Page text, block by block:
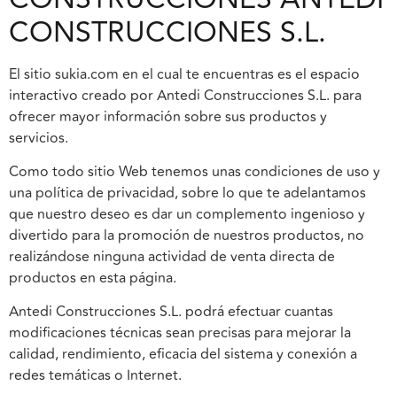
CONSTRUCCIONES S.L.
El sitio sukia.com en el cual te encuentras es el espacio
interactivo creado por Antedi Construcciones S.L. para
ofrecer mayor información sobre sus productos y
servicios.
Como todo sitio Web tenemos unas condiciones de uso y
una política de privacidad, sobre lo que te adelantamos
que nuestro deseo es dar un complemento ingenioso y
divertido para la promoción de nuestros productos, no
realizándose ninguna actividad de venta directa de
productos en esta página.
Antedi Construcciones S.L. podrá efectuar cuantas
modificaciones técnicas sean precisas para mejorar la
calidad, rendimiento, eficacia del sistema y conexión a
redes temáticas o Internet.